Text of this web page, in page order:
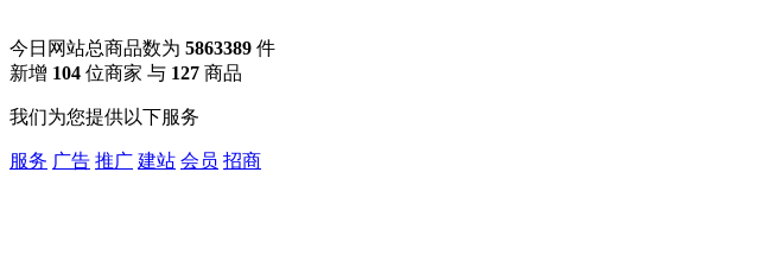
今日网站总商品数为 5863389 件
新增 104 位商家 与 127 商品
我们为您提供以下服务
服务 广告 推广 建站 会员 招商